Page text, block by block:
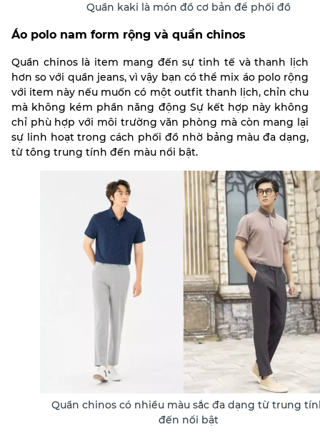
Quần kaki là món đồ cơ bản để phối đồ
Áo polo nam form rộng và quần chinos
Quần chinos là item mang đến sự tinh tế và thanh lịch
hơn so với quần jeans, vì vậy bạn có thể mix áo polo rộng
với item này nếu muốn có một outfit thanh lịch, chỉn chu
mà không kém phần năng động Sự kết hợp này không
chỉ phù hợp với môi trường văn phòng mà còn mang lại
sự linh hoạt trong cách phối đồ nhờ bảng màu đa dạng,
từ tông trung tính đến màu nổi bật.
Quần chinos có nhiều màu sắc đa dạng từ trung
đến nổi bật